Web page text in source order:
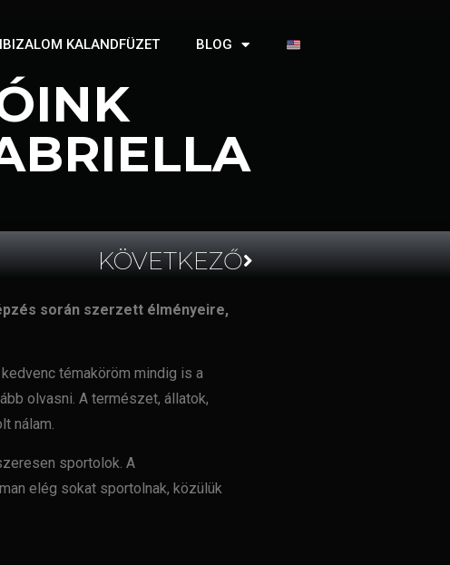
KALANDFÜZET BLOG
KÖVETKEZŐ
során szerzett élményeire,
témaköröm mindig is a
olvasni. A természet, állatok,
nálam.
sportolok. A
elég sokat sportolnak, közülük